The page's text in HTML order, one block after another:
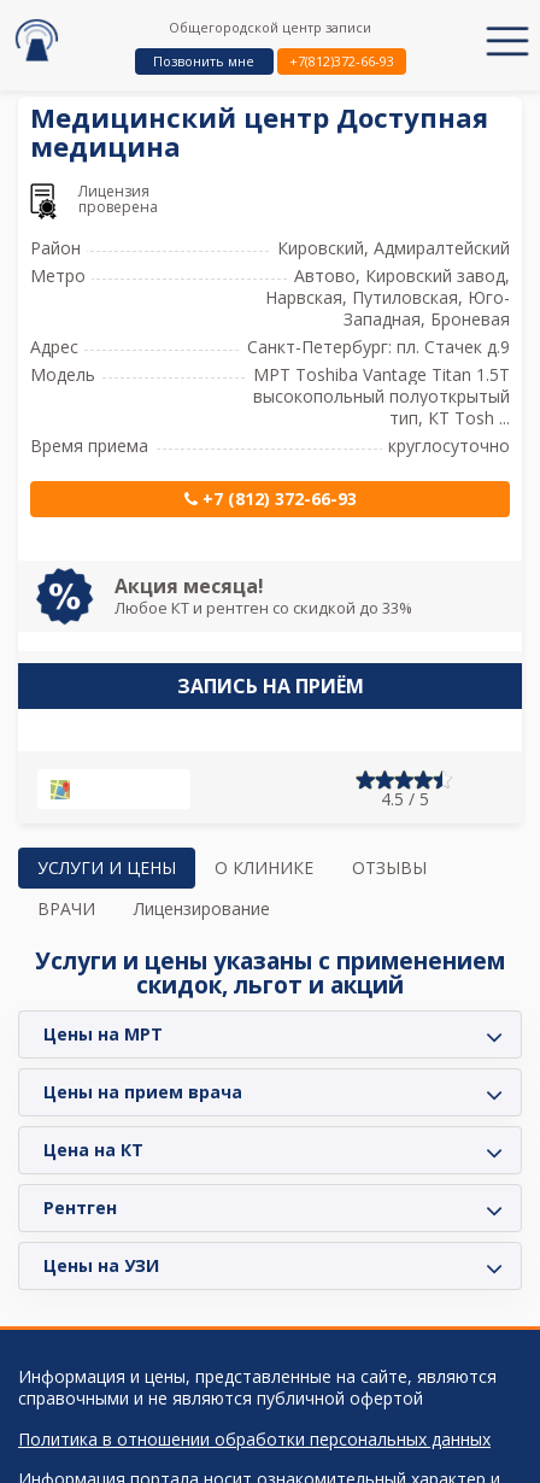
Общегородской центр записи
Позвонить мне
+7(812)372-66-93
Медицинский центр Доступная
медицина
Лицензия
проверена
Район
Кировский, Адмиралтейский
Метро
Автово, Кировский завод,
Нарвская, Путиловская, Юго-
Западная, Броневая
Адрес
Санкт-Петербург: пл. Стачек д.9
Модель
МРТ Toshiba Vantage Titan 1.5T
высокопольный полуоткрытый
тип, КТ Tosh ...
Время приема
круглосуточно
+7 (812) 372-66-93
Акция месяца!
Любое КТ и рентген со скидкой до 33%
ЗАПИСЬ НА ПРИЁМ
4.5 / 5
УСЛУГИ И ЦЕНЫ О КЛИНИКЕ
ОТЗЫВЫ
ВРАЧИ
Лицензирование
Услуги и цены указаны с применением
скидок, льгот и акций
Цены на МРТ
Цены на прием врача
Цена на КТ
Рентген
Цены на УЗИ
Информация и цены, представленные на сайте, являются
справочными и не являются публичной офертой
Политика в отношении обработки персональных данных
Информация портала носит ознакомительный характер и